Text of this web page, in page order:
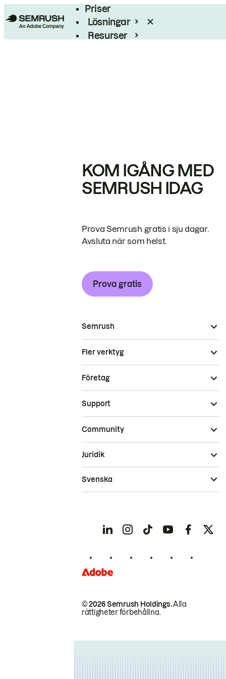
Priser
Lösningar
Resurser
KOM IGÅNG MED
SEMRUSH IDAG
Prova Semrush gratis i sju dagar.
Avsluta när som helst.
Prova gratis
Semrush
Fler verktyg
Företag
Support
Community
© 2026 Semrush Holdings.Alla
rättigheter förbehållna.
Juridik
Svenska